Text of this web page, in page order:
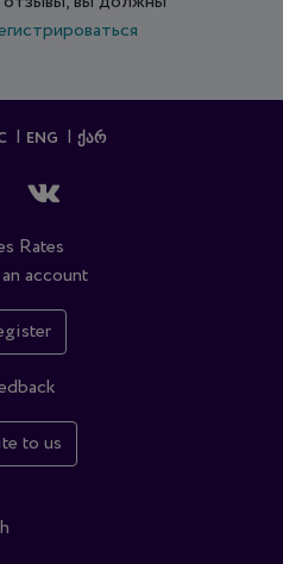
ENG ᲥᲐᲠ
Rates
account
to us